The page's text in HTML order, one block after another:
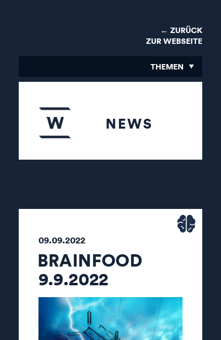
← ZURÜCK
ZUR WEBSEITE
THEMEN
NEWS
09.09.2022
BRAINFOOD
9.9.2022